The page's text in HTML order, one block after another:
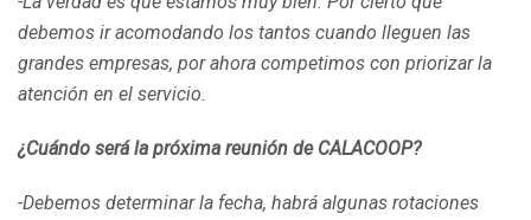
debemos ir acomodando los tantos cuando lleguen las
grandes empresas, por ahora competimos con priorizar la
atención en el servicio.
¿Cuándo será la próxima reunión de CALACOOP?
-Debemos determinar la fecha, habrá algunas rotaciones